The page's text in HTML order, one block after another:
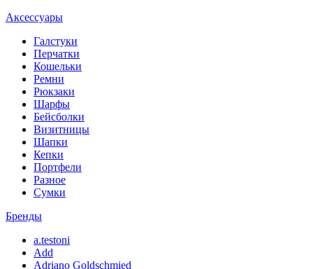
Аксессуары
Галстуки
Перчатки
Кошельки
Ремни
Рюкзаки
Шарфы
Бейсболки
Визитницы
Шапки
Кепки
Портфели
Разное
Сумки
Бренды
a.testoni
Add
Adriano Goldschmied